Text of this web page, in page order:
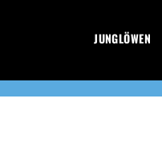
JUNGLÖWEN